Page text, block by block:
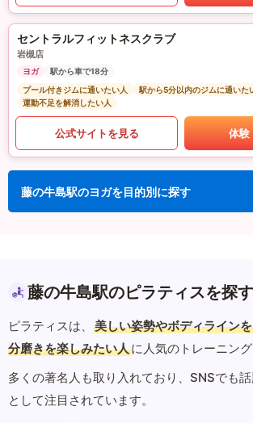
セントラルフィットネスクラブ
岩槻店
ヨガ
駅から車で18分
プール付きジムに通いたい人
駅から5分以内のジムに通いた
運動不足を解消したい人
公式サイトを見る 体験
藤の牛島駅のヨガを目的別に探す
藤の牛島駅のピラティスを探す
ピラティスは、 美しい姿勢やボディライン
分磨きを楽しみたい人に人気のトレーニング
多くの著名人も取り入れており、SNSでも
として注目されています。